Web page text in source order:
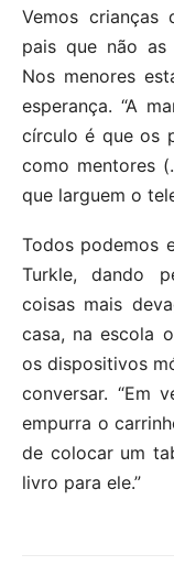
Vemos crianças
pais que não as
Nos menores
esperança. “A
círculo é que os
como mentores
que larguem o
Todos podemos
Turkle, dando
coisas mais
casa, na escola
os dispositivos
conversar. “Em
empurra o
de colocar um
livro para ele.”